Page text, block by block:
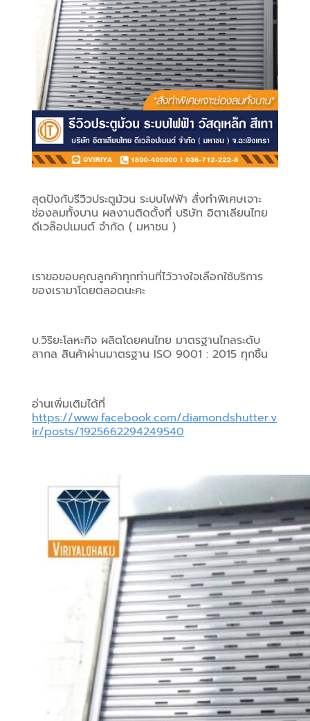
สุดปังกับรีวิวประตูม้วน ระบบไฟฟ้า สั่งทำพิเศษเจาะ
ช่องลมทั้งบาน ผลงานติดตั้งที่ บริษัท อิตาเลียนไทย
ดีเวล๊อปเมนต์ จำกัด ( มหาชน )
เราขอขอบคุณลูกค้าทุกท่านที่ไว้วางใจเลือกใช้บริการ
ของเรามาโดยตลอดนะคะ
บ.วิริยะโลหะกิจ ผลิตโดยคนไทย มาตรฐานไกลระดับ
สากล สินค้าผ่านมาตรฐาน ISO 9001 : 2015 ทุกชิ้น
อ่านเพิ่มเติมได้ที่
https://www.facebook.com/diamondshutter.v
ir/posts/1925662294249540